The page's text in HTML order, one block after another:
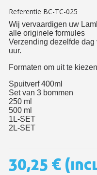
5€ korting op
10€ shopping
Schrijf je in voor
Je online offerte
Deel je creaties en
Verzamel
10€ shopping
Referentie BC-TC-025
Wij vervaardigen uw
alle originele formules
Verzending dezelfde
uur.
Formaten om uit te kiezen
Spuitverf 400ml
Set van 3 bommen
250 ml
500 ml
1L-SET
2L-SET
30,25 €